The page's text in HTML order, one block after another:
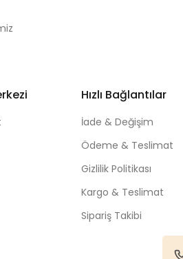
Hızlı Bağlantılar
İade & Değişim
Ödeme & Teslimat
Gizlilik Politikası
Kargo & Teslimat
Sipariş Takibi